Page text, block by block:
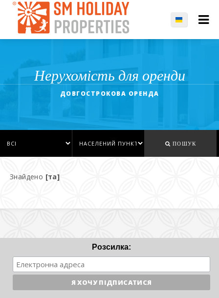
Нерухомість для оренди
ДОВГОСТРОКОВА ОРЕНДА
ПОШУК
Знайдено [та]
Розсилка: